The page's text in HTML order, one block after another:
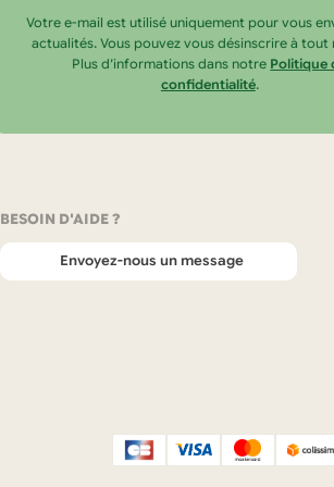
Votre e-mail est utilisé uniquement pour vous
actualités. Vous pouvez vous désinscrire à tout
Plus d’informations dans notre Politique
confidentialité.
BESOIN D'AIDE ?
Envoyez-nous un message